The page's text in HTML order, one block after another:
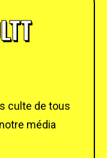
culte de tous
média